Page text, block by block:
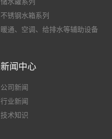
储水罐系列
不锈钢水箱系列
暖通、空调、给排水等辅助设备
新闻中心
公司新闻
行业新闻
技术知识